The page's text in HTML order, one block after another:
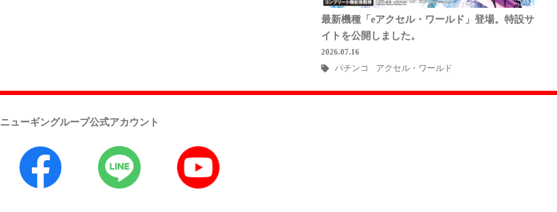
最新機種「eアクセル・ワールド」登場。特設サ
イトを公開しました。
2026.07.16
パチンコ アクセル・ワールド
ニューギングループ公式アカウント